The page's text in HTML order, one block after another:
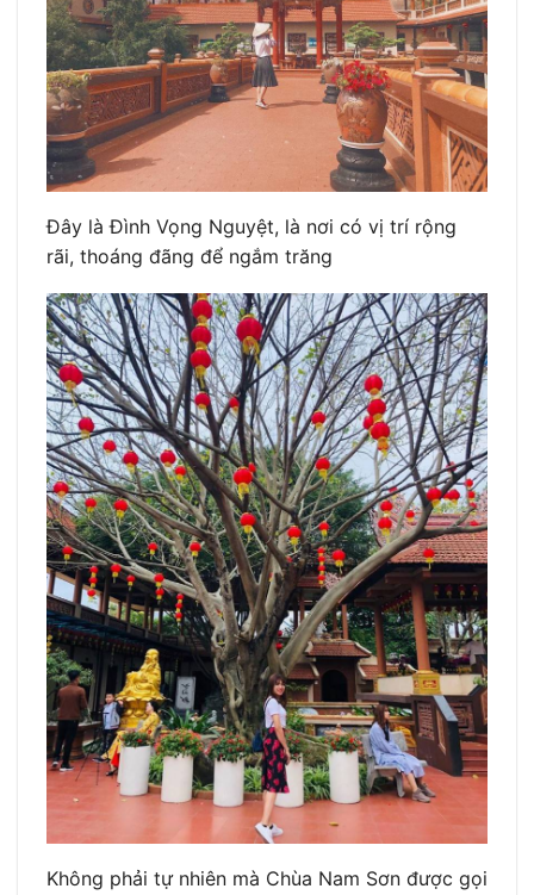
Đây là Đình Vọng Nguyệt, là nơi có vị trí rộng
rãi, thoáng đãng để ngắm trăng
Không phải tự nhiên mà Chùa Nam Sơn được gọi